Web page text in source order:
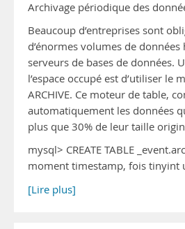
Archivage périodique des
Beaucoup d’entreprises sont
d’énormes volumes de
serveurs de bases de données.
l’espace occupé est d’utiliser le
ARCHIVE. Ce moteur de table,
automatiquement les données
plus que 30% de leur taille
mysql> CREATE TABLE
moment timestamp, fois tinyint
[Lire plus]